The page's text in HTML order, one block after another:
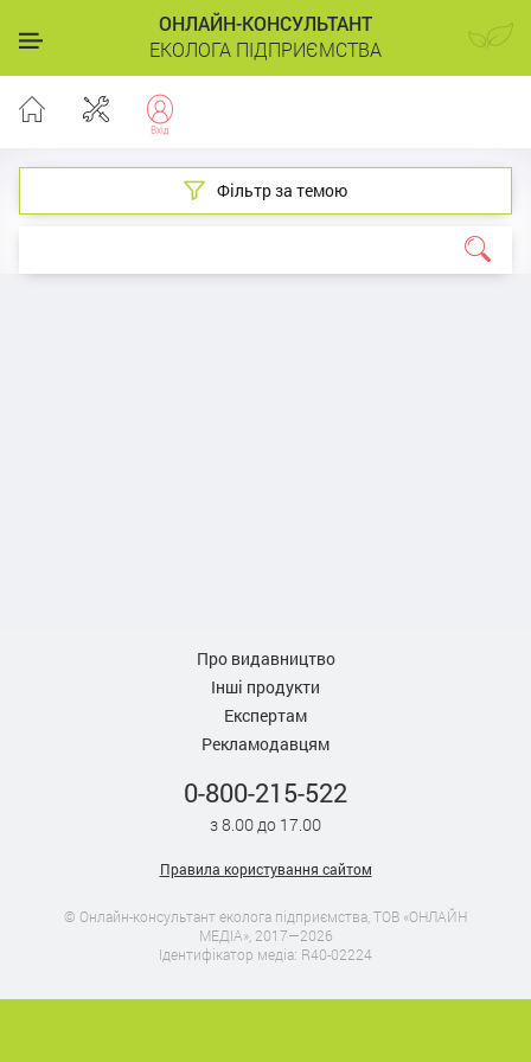
ОНЛАЙН-КОНСУЛЬТАНТ
ЕКОЛОГА ПІДПРИЄМСТВА
Фільтр за темою
Про видавництво
Інші продукти
Експертам
Рекламодавцям
0-800-215-522
з 8.00 до 17.00
Правила користування сайтом
© Онлайн-консультант еколога підприємства, ТОВ «ОНЛАЙН
МЕДІА», 2017—2026
Ідентифікатор медіа: R40-02224